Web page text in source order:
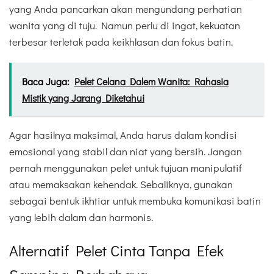
yang Anda pancarkan akan mengundang perhatian
wanita yang di tuju. Namun perlu di ingat, kekuatan
terbesar terletak pada keikhlasan dan fokus batin.
Baca Juga: Pelet Celana Dalem Wanita: Rahasia
Mistik yang Jarang Diketahui
Agar hasilnya maksimal, Anda harus dalam kondisi
emosional yang stabil dan niat yang bersih. Jangan
pernah menggunakan pelet untuk tujuan manipulatif
atau memaksakan kehendak. Sebaliknya, gunakan
sebagai bentuk ikhtiar untuk membuka komunikasi batin
yang lebih dalam dan harmonis.
Alternatif Pelet Cinta Tanpa Efek